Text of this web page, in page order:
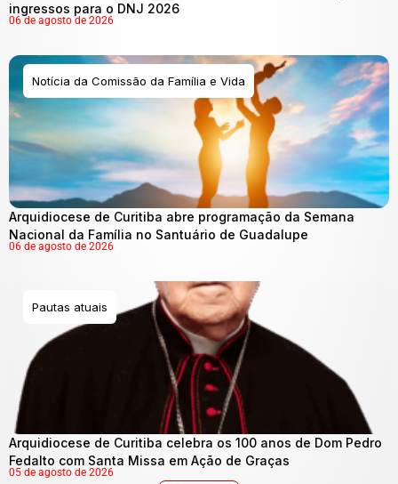
ingressos para o DNJ 2026
06 de agosto de 2026
Notícia da Comissão da Família e Vida
Arquidiocese de Curitiba abre programação da Semana
Nacional da Família no Santuário de Guadalupe
06 de agosto de 2026
Pautas atuais
Arquidiocese de Curitiba celebra os 100 anos de Dom Pedro
Fedalto com Santa Missa em Ação de Graças
05 de agosto de 2026